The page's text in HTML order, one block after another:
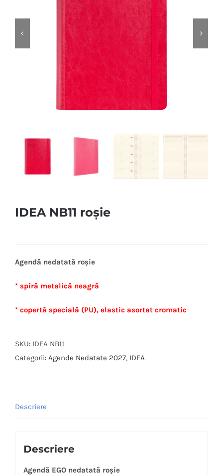
IDEA NB11 roșie
Agendă nedatată roșie
* spiră metalică neagră
* copertă specială (PU), elastic asortat cromatic
SKU: IDEA NB11
Categorii: Agende Nedatate 2027, IDEA
Descriere
Descriere
Agendă EGO nedatată roșie